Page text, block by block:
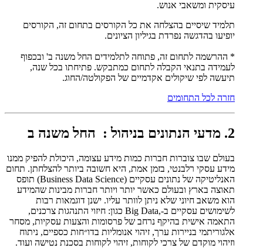
עיסקית ומשאבי אנוש.
תלמיד שיסיים בהצלחה את כל הקורסים בתחום זה, הקורסים
יופיעו בהדגשה נפרדת בגיליון הציונים.
* ההרשמה לתחום זה, פתוחה לתלמידים החל משנה ב' ובכפוף
לעמידה בתנאי הקבלה לתחום כמתבקש. פתיחתו בכל שנה,
תיעשה לפי שיקולים אקדמיים של הפקולטה/החוג.
חזרה לכל התחומים
2. מדעי הנתונים בניהול : החל משנה ב
בעולם שבו צוברות חברות כמות מידע עצומה, היכולת להפיק ממנו
מידע עסקי רלבנטי, בזמן אמת, היא חשובה ביותר להצלחתן. תחום
האנליטיקה של נתונים עסקיים (Business Data Science) תופס
תאוצה בארץ ובעולם כאשר יותר ויותר חברות מבינות שהמידע
הוא משאב חיוני שלא ניתן לוותר עליו. ישנן דוגמאות רבות
לשימושים עסקיים ב-,Big Data כגון: חיזוי התנהגות צרכנים,
התאמה אישית בהיקף נרחב של פרסומות והצעות עסקיות, מסחר
אלגוריתמי בניירות ערך, זיהוי אנומליות בדו״חות כספיים, ניתוח
וזיהוי מוקדם של צרכי לקוחות, זיהוי לקוחות בסכנת נטישה ועוד.